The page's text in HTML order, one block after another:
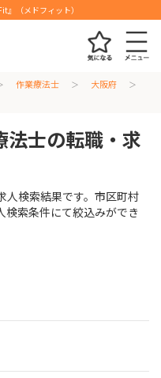
』（メドフィット）
作業療法士
大阪府
法士の転職・求
人検索結果です。市区町村
検索条件にて絞込みができ